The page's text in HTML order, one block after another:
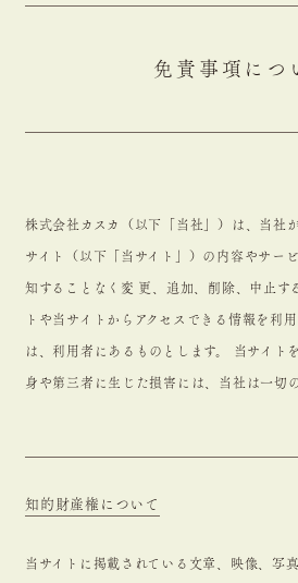
免責事項につ
株式会社カスカ（以下「当社」）は、当社
サイト（以下「当サイト」）の内容やサー
知することなく変 更、追加、削除、中止す
トや当サイトからアクセスできる情報を利
は、利用者にあるものとします。 当サイト
身や第三者に生じた損害には、当社は一切
知的財産権について
当サイトに掲載されている文章、映像、写